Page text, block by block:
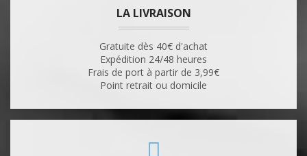
LA LIVRAISON
Gratuite dès 40€ d'achat
Expédition 24/48 heures
Frais de port à partir de 3,99€
Point retrait ou domicile